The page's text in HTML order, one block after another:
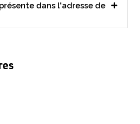
dans l'adresse de